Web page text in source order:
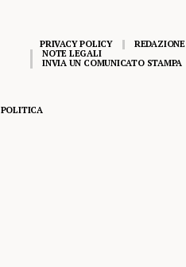
PRIVACY POLICY
REDAZIONE
NOTE LEGALI
INVIA UN COMUNICATO STAMPA
POLITICA